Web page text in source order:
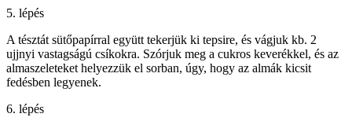
5. lépés
A tésztát sütőpapírral együtt tekerjük ki tepsire, és vágjuk kb. 2
ujjnyi vastagságú csíkokra. Szórjuk meg a cukros keverékkel, és az
almaszeleteket helyezzük el sorban, úgy, hogy az almák kicsit
fedésben legyenek.
6. lépés